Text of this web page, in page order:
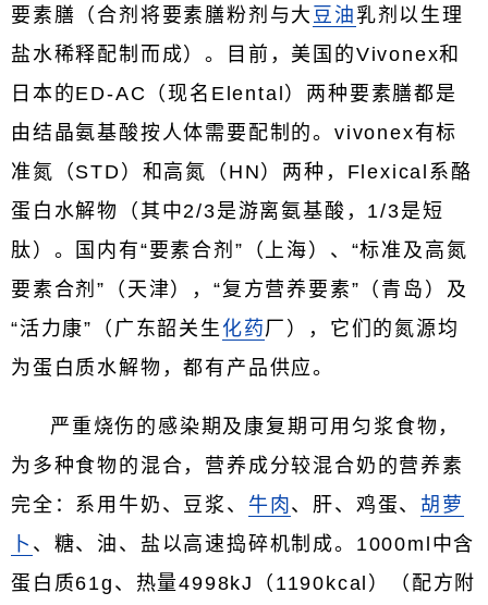
要素膳（合剂将要素膳粉剂与大 豆油乳剂以生理
盐水稀释配制而成）。目前，美国的Vivonex和
日本的ED-AC（现名Elental）两种要素膳都是
由结晶氨基酸按人体需要配制的。vivonex有标
准氮（STD）和高氮（HN）两种，Flexical系酪
蛋白水解物（其中2/3是游离氨基酸，1/3是短
肽）。国内有“要素合剂”（上海）、“标准及高氮
要素合剂”（天津），“复方营养要素”（青岛）及
“活力康”（广东韶关生 化药厂），它们的氮源均
为蛋白质水解物，都有产品供应。
严重烧伤的感染期及康复期可用匀浆食物，
为多种食物的混合，营养成分较混合奶的营养素
完全：系用牛奶、豆浆、 牛肉、肝、鸡蛋、 胡萝
卜 、糖、油、盐以高速捣碎机制成。1000ml中含
蛋白质61g、热量4998kJ（1190kcal）（配方附